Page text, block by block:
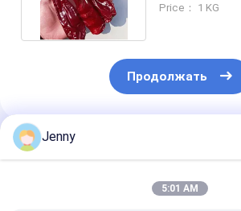
Price： 1 KG
Продолжать
Порекомендованные Продукты
Jenny
5:01 AM